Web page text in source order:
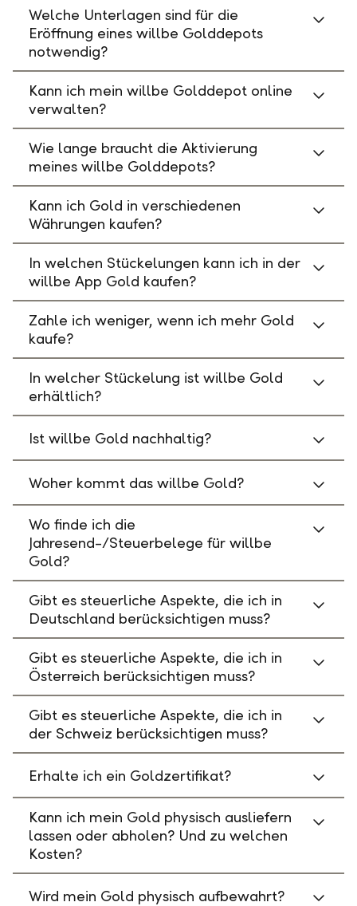
Welche Unterlagen sind für die
Eröffnung eines willbe Golddepots
notwendig?
Kann ich mein willbe Golddepot online
verwalten?
Wie lange braucht die Aktivierung
meines willbe Golddepots?
Kann ich Gold in verschiedenen
Währungen kaufen?
In welchen Stückelungen kann ich in der
willbe App Gold kaufen?
Zahle ich weniger, wenn ich mehr Gold
kaufe?
In welcher Stückelung ist willbe Gold
erhältlich?
Ist willbe Gold nachhaltig?
Woher kommt das willbe Gold?
Wo finde ich die
Jahresend-/Steuerbelege für willbe
Gold?
Gibt es steuerliche Aspekte, die ich in
Deutschland berücksichtigen muss?
Gibt es steuerliche Aspekte, die ich in
Österreich berücksichtigen muss?
Gibt es steuerliche Aspekte, die ich in
der Schweiz berücksichtigen muss?
Erhalte ich ein Goldzertifikat?
Kann ich mein Gold physisch ausliefern
lassen oder abholen? Und zu welchen
Kosten?
Wird mein Gold physisch aufbewahrt?